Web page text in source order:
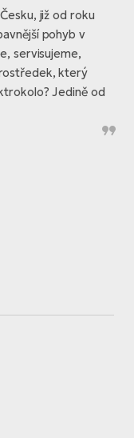
již od roku
pohyb v
servisujeme,
který
Jedině od